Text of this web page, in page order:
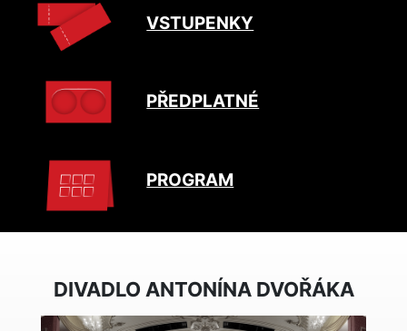
VSTUPENKY
PŘEDPLATNÉ
PROGRAM
DIVADLO ANTONÍNA DVOŘÁKA